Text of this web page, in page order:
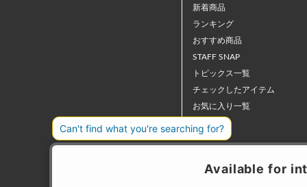
新着商品
ランキング
おすすめ商品
STAFF SNAP
トピックス一覧
チェックしたアイテム
お気に入り一覧